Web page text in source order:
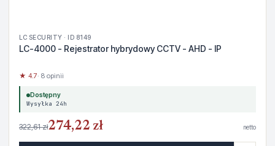
LC SECURITY · ID 8149
LC-4000 - Rejestrator hybrydowy CCTV - AHD - IP
★ 4.7· 8 opinii
Dostępny
Wysyłka 24h
322,61 zł274,22 zł netto